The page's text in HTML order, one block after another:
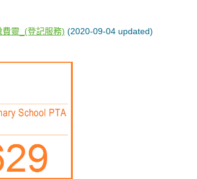
靈_(登記服務) (2020-09-04 updated)